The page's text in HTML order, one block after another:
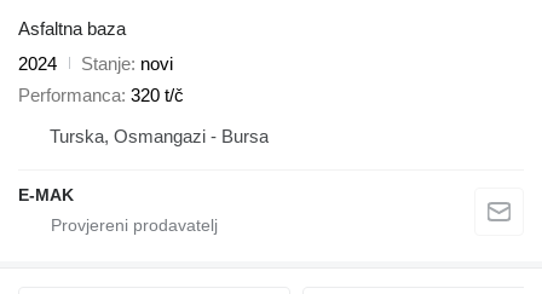
Asfaltna baza
2024
Stanje novi
Performanca 320 t/č
Turska, Osmangazi - Bursa
E-MAK